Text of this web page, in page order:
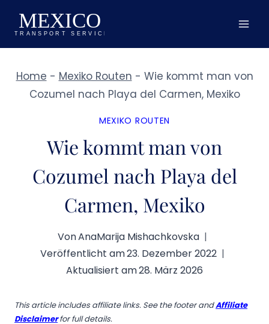
Zum
Inhalt
springen
Home - Mexiko Routen - Wie kommt man von
Cozumel nach Playa del Carmen, Mexiko
MEXIKO ROUTEN
Wie kommt man von
Cozumel nach Playa del
Carmen, Mexiko
VonAnaMarija Mishachkovska
Veröffentlicht am23. Dezember 2022
Aktualisiert am28. März 2026
This article includes affiliate links. See the footer andAffiliate
Disclaimerfor full details.